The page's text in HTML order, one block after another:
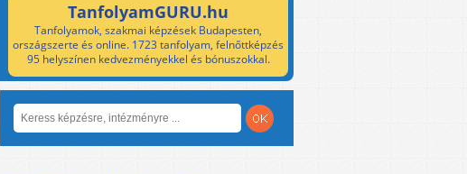
TanfolyamGURU.hu
Tanfolyamok, szakmai képzések Budapesten,
országszerte és online. 1723 tanfolyam, felnőttképzés
95 helyszínen kedvezményekkel és bónuszokkal.